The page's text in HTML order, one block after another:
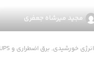
مجید میرشاه جعفری
انرژی خورشیدی, برق اضطراری و UPS